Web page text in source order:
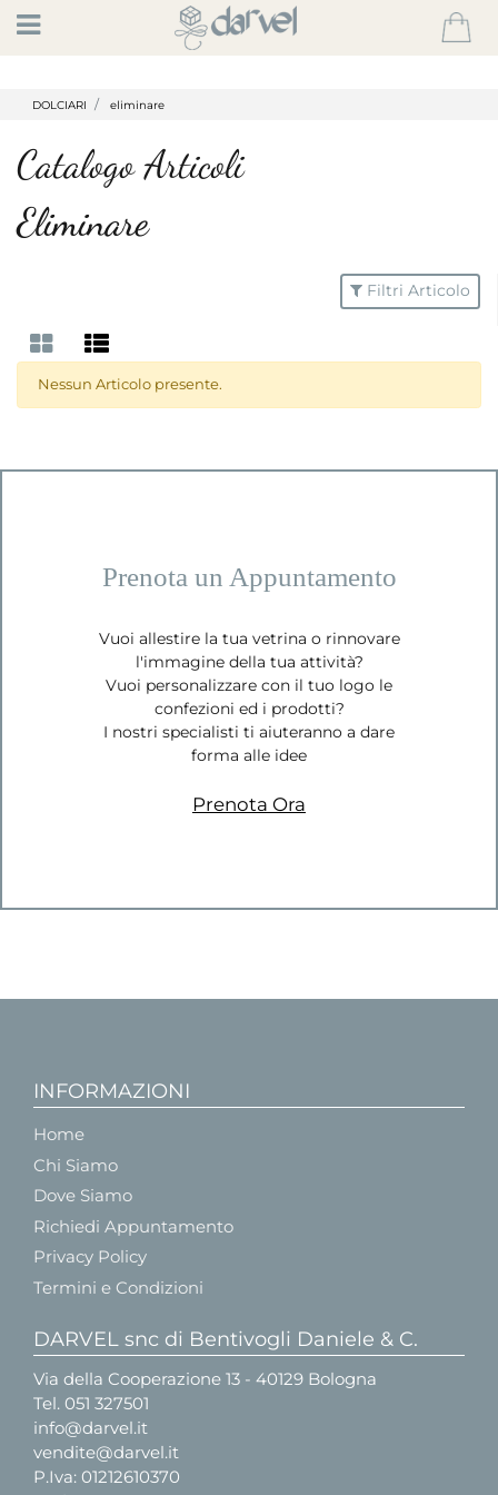
Open
DOLCIARI eliminare
Catalogo Articoli
Eliminare
Filtri Articolo
Nessun Articolo presente.
Prenota un Appuntamento
Vuoi allestire la tua vetrina o rinnovare
l'immagine della tua attività?
Vuoi personalizzare con il tuo logo le
confezioni ed i prodotti?
I nostri specialisti ti aiuteranno a dare
forma alle idee
Prenota Ora
INFORMAZIONI
Home
Chi Siamo
Dove Siamo
Richiedi Appuntamento
Privacy Policy
Termini e Condizioni
DARVEL snc di Bentivogli Daniele & C.
Via della Cooperazione 13 - 40129 Bologna
Tel. 051 327501
info@darvel.it
vendite@darvel.it
P.Iva: 01212610370